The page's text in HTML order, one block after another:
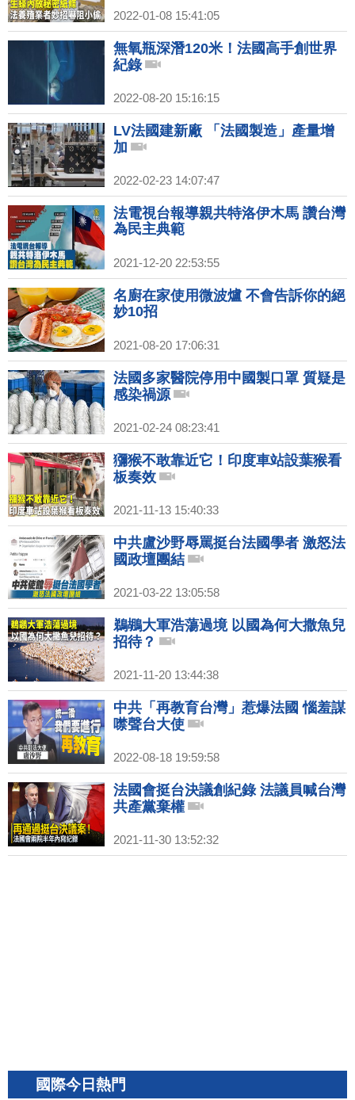
2022-01-08 15:41:05
無氧瓶深潛120米！法國高手創世界
紀錄
2022-08-20 15:16:15
LV法國建新廠 「法國製造」產量增
加
2022-02-23 14:07:47
法電視台報導親共特洛伊木馬 讚台灣
為民主典範
2021-12-20 22:53:55
名廚在家使用微波爐 不會告訴你的絕
妙10招
2021-08-20 17:06:31
法國多家醫院停用中國製口罩 質疑是
感染禍源
2021-02-24 08:23:41
獼猴不敢靠近它！印度車站設葉猴看
板奏效
2021-11-13 15:40:33
中共盧沙野辱罵挺台法國學者 激怒法
國政壇團結
2021-03-22 13:05:58
鵜鶘大軍浩蕩過境 以國為何大撒魚兒
招待？
2021-11-20 13:44:38
中共「再教育台灣」惹爆法國 惱羞謀
噤聲台大使
2022-08-18 19:59:58
法國會挺台決議創紀錄 法議員喊台灣
共產黨棄權
2021-11-30 13:52:32
國際今日熱門